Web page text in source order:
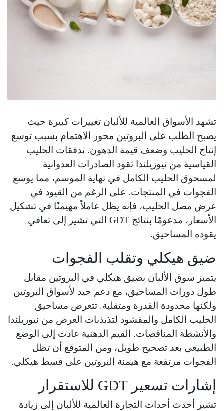
تشهد الأسواق العالمية للألبان تغييرات كبيرة حيث
يصبح الطلب على البروتين محور الاهتمام بسبب توسع
إنتاج الحليب وضعف قيمة الدهون. تدفقات الحليب
القياسية من نيوزيلندا تقود الصادرات العدوانية
لمسحوق الحليب الكامل في نهاية الموسم، مما يوسع
الفجوات في المنتجات. على الرغم من القيود في
عرض مصل الحليب، فإنه يظل عاملاً مهيمنًا في تشكيل
الأسعار، مدعومًا بنتائج GDT التي تشير إلى تعافي
يقوده المساحيق.
ضيق هيكلي وتقلب الفجوات
يتميز سوق الألبان بضيق هيكلي في البروتين مقابل
طول دورات المساحيق، مع دعم جيد لأسواق البروتين
ولكنها محدودة القدرة ومتقلبة. تتعرض مساحيق
الحليب الكامل والمقشود لتذبذبات العرض من نيوزيلندا
والأنشطة المناقصات. القيم الدهنية عادت إلى الوضع
الطبيعي بعد تصحيح طويل، ومن المتوقع أن تظل
الفجوات مرتفعة مع هيمنة البروتين على قسط هيكلي.
إشارات تسعير GDT للاستقرار
تشير أحدث أحداث التجارة العالمية للألبان إلى زيادة